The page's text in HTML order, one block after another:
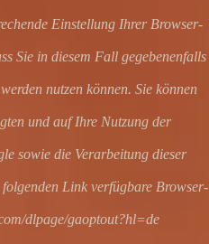
Einstellung Ihrer Browser-
Sie in diesem Fall gegebenenfalls
nutzen können. Sie können
und auf Ihre Nutzung der
sowie die Verarbeitung dieser
Link verfügbare Browser-
dlpage/gaoptout?hl=de